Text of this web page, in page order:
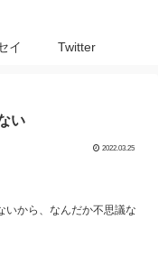
イ Twitter
い
2022.03.25
いから、なんだか不思議な